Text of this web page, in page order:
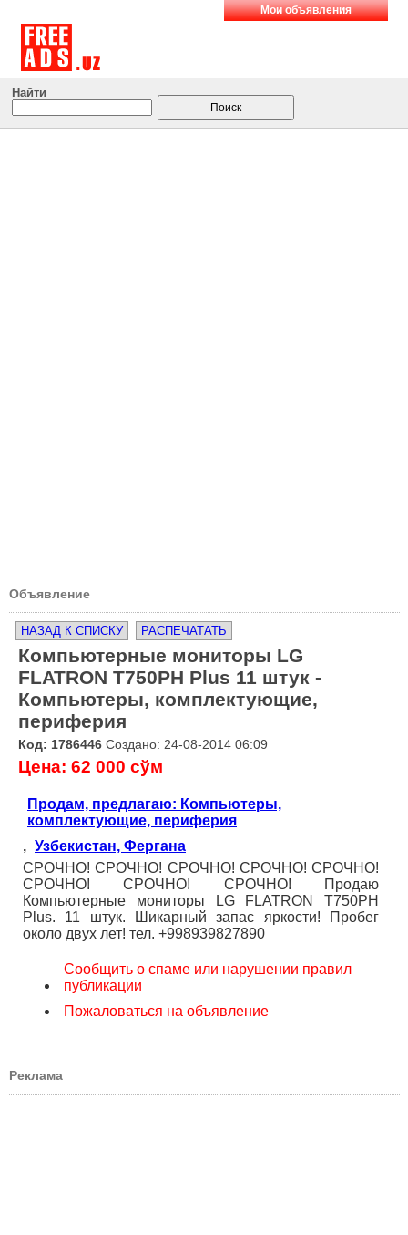
Мои объявления
Найти
Объявление
НАЗАД К СПИСКУ РАСПЕЧАТАТЬ
Компьютерные мониторы LG
FLATRON T750PH Plus 11 штук -
Компьютеры, комплектующие,
периферия
Код: 1786446 Создано: 24-08-2014 06:09
Цена: 62 000 сўм
Продам, предлагаю: Компьютеры,
комплектующие, периферия
, Узбекистан, Фергана
СРОЧНО! СРОЧНО! СРОЧНО! СРОЧНО! СРОЧНО!
СРОЧНО! СРОЧНО! СРОЧНО! Продаю
Компьютерные мониторы LG FLATRON T750PH
Plus. 11 штук. Шикарный запас яркости! Пробег
около двух лет! тел. +998939827890
Сообщить о спаме или нарушении правил
публикации
Пожаловаться на объявление
Реклама